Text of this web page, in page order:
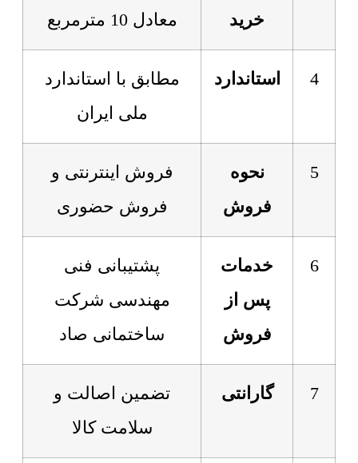
خرید
معادل 10 مترمربع
4 استاندارد
مطابق با استاندارد
ملی ایران
5
نحوه
فروش
فروش اینترنتی و
فروش حضوری
6
خدمات
پس از
فروش
پشتیبانی فنی
مهندسی شرکت
ساختمانی صاد
7 گارانتی
تضمین اصالت و
سلامت کالا